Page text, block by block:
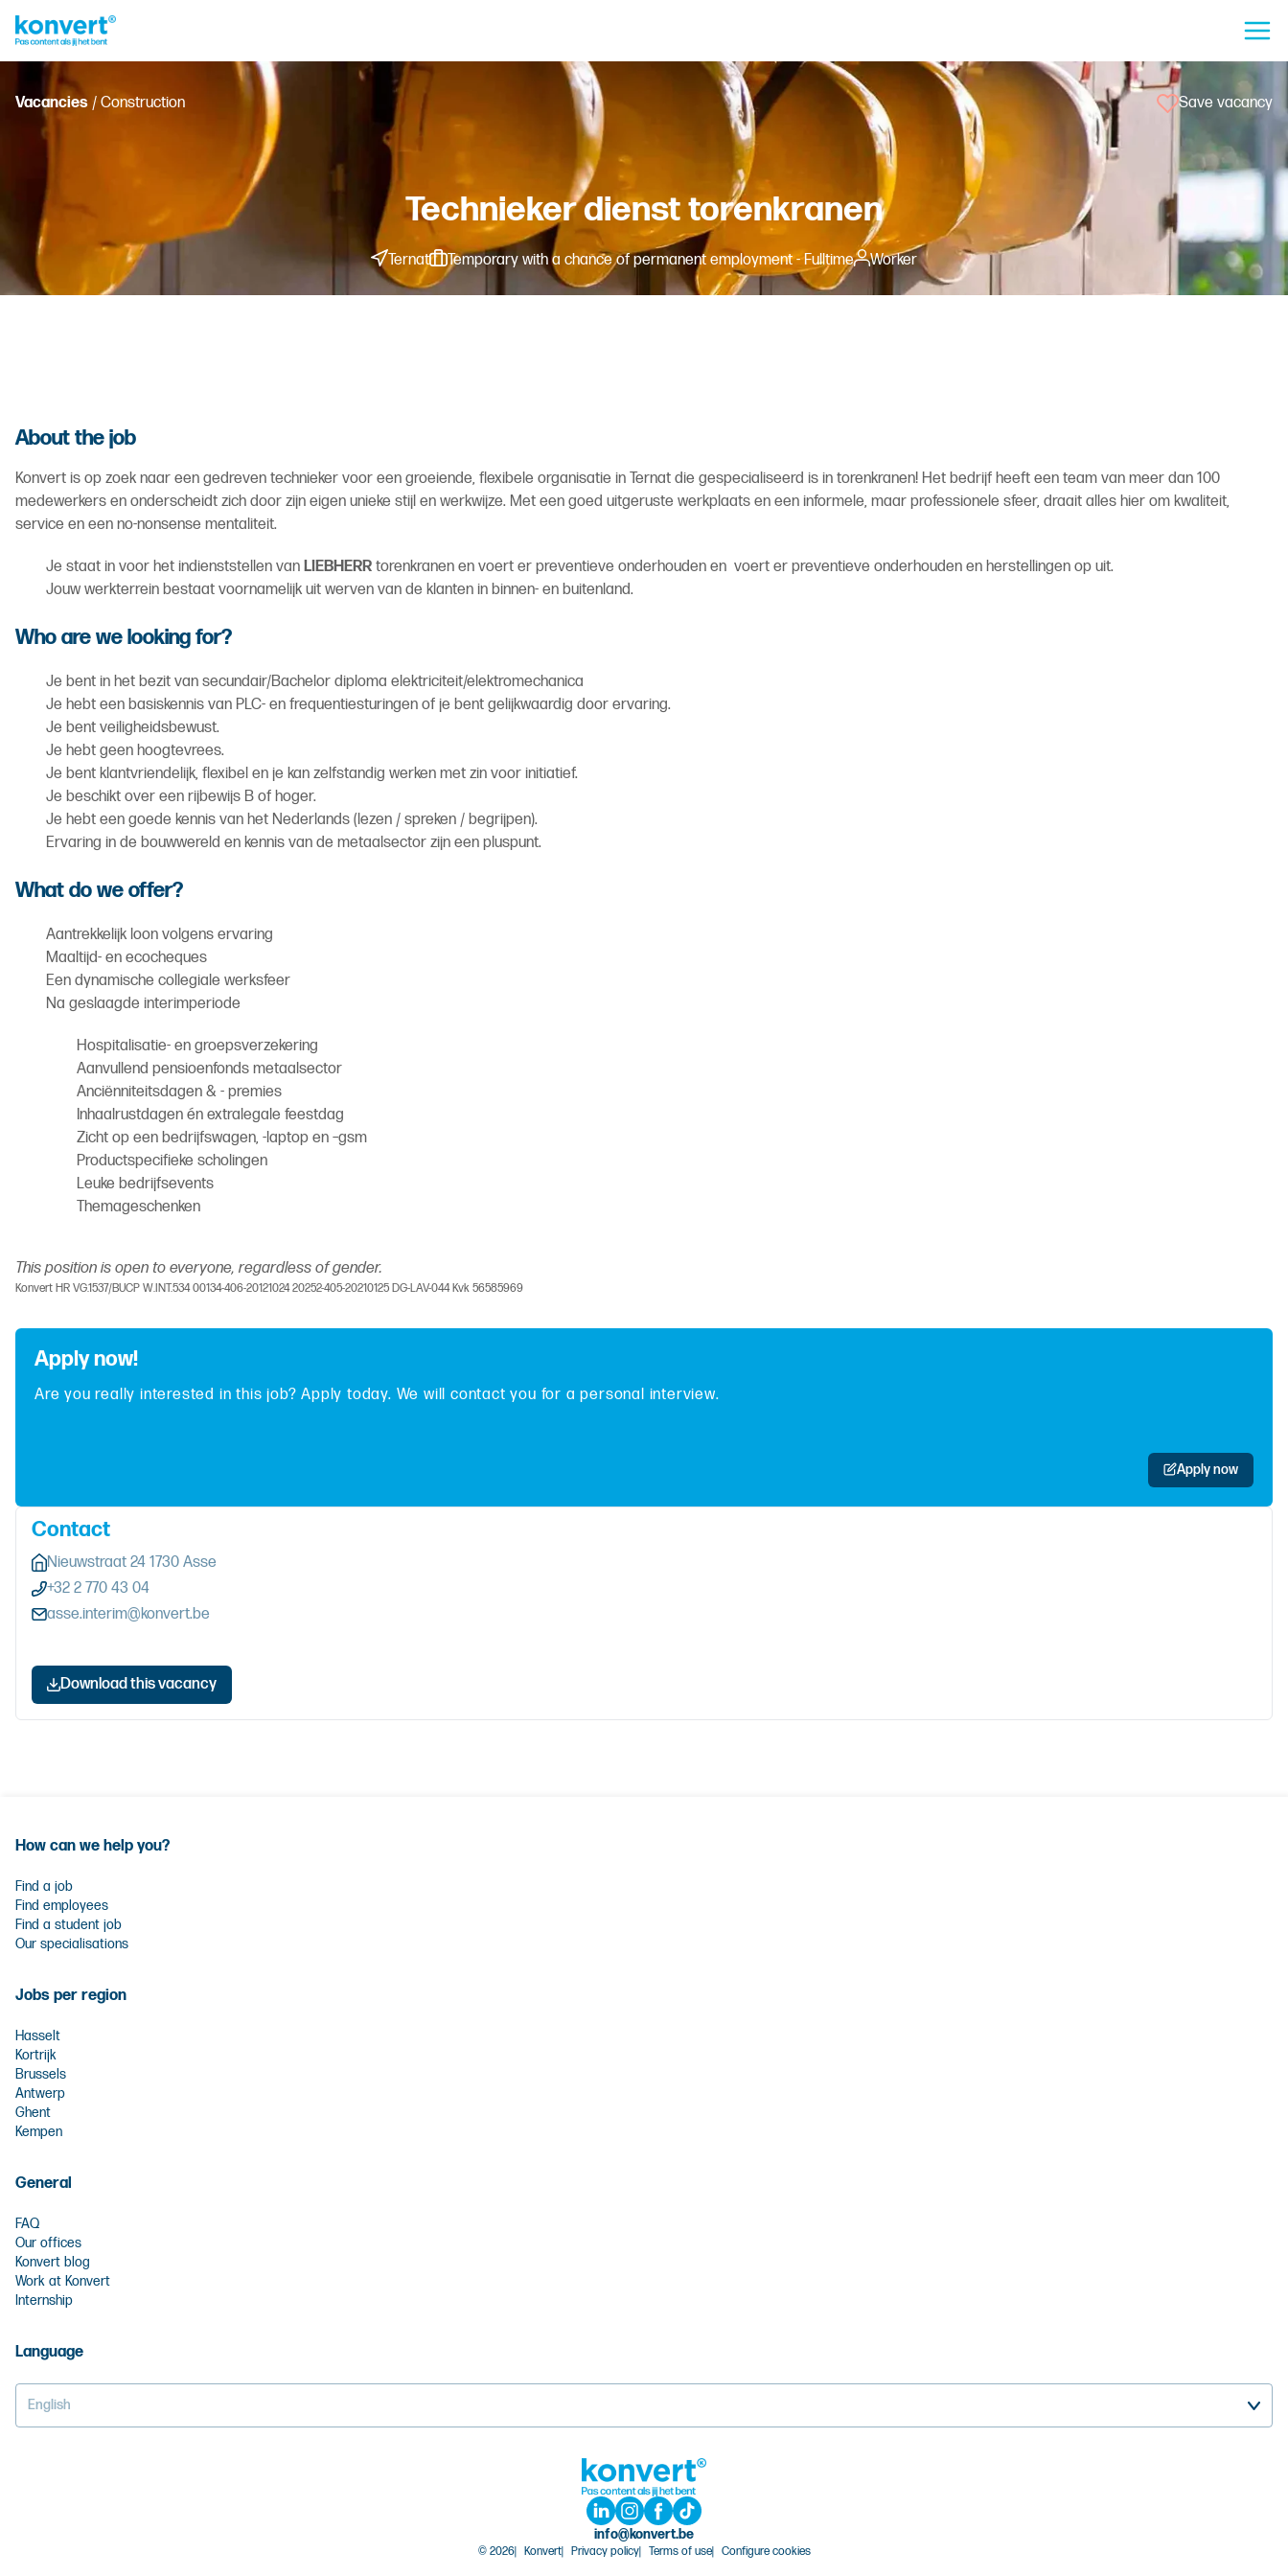
Vacancies / Construction Save vacancy
Technieker dienst torenkranen
Ternat Temporary with a chance of permanent employment - Fulltime Worker
About the job
Konvert is op zoek naar een gedreven technieker voor een groeiende, flexibele organisatie in Ternat die gespecialiseerd is in torenkranen! Het bedrijf heeft een team van meer dan 100
medewerkers en onderscheidt zich door zijn eigen unieke stijl en werkwijze. Met een goed uitgeruste werkplaats en een informele, maar professionele sfeer, draait alles hier om kwaliteit,
service en een no-nonsense mentaliteit.
Je staat in voor het indienststellen van LIEBHERR torenkranen en voert er preventieve onderhouden en voert er preventieve onderhouden en herstellingen op uit.
Jouw werkterrein bestaat voornamelijk uit werven van de klanten in binnen- en buitenland.
Who are we looking for?
Je bent in het bezit van secundair/Bachelor diploma elektriciteit/elektromechanica
Je hebt een basiskennis van PLC- en frequentiesturingen of je bent gelijkwaardig door ervaring.
Je bent veiligheidsbewust.
Je hebt geen hoogtevrees.
Je bent klantvriendelijk, flexibel en je kan zelfstandig werken met zin voor initiatief.
Je beschikt over een rijbewijs B of hoger.
Je hebt een goede kennis van het Nederlands (lezen / spreken / begrijpen).
Ervaring in de bouwwereld en kennis van de metaalsector zijn een pluspunt.
What do we offer?
Aantrekkelijk loon volgens ervaring
Maaltijd- en ecocheques
Een dynamische collegiale werksfeer
Na geslaagde interimperiode
Hospitalisatie- en groepsverzekering
Aanvullend pensioenfonds metaalsector
Anciënniteitsdagen & - premies
Inhaalrustdagen én extralegale feestdag
Zicht op een bedrijfswagen, -laptop en –gsm
Productspecifieke scholingen
Leuke bedrijfsevents
Themageschenken
This position is open to everyone, regardless of gender.
Konvert HR VG.1537/BUCP W.INT.534 00134-406-20121024 20252-405-20210125 DG-LAV-044 Kvk 56585969
Apply now!
Are you really interested in this job? Apply today. We will contact you for a personal interview.
Apply now
Contact
Nieuwstraat 24 1730 Asse
+32 2 770 43 04
asse.interim@konvert.be
Download this vacancy
How can we help you?
Find a job
Find employees
Find a student job
Our specialisations
Jobs per region
Hasselt
Kortrijk
Brussels
Antwerp
Ghent
Kempen
General
FAQ
Our offices
Konvert blog
Work at Konvert
Internship
Language
English
info@konvert.be
© 2026 Konvert Privacy policy Terms of use Configure cookies